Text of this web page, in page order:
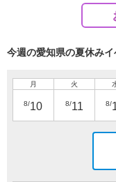
今週の愛知県の夏休み
月
8/10
火
8/11 8/